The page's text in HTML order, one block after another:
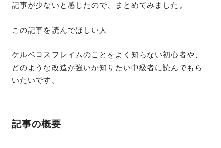
記事が少ないと感じたので、まとめてみました。
この記事を読んでほしい人
ケルベロスフレイムのことをよく知らない初心者や、
どのような改造が強いか知りたい中級者に読んでもら
いたいです。
記事の概要